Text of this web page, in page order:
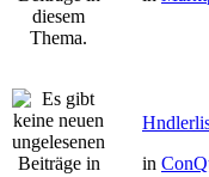
in